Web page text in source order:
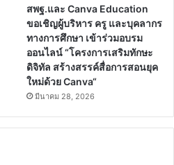
สพฐ.และ Canva Education
ขอเชิญผู้บริหาร ครู และบุคลากร
ทางการศึกษา เข้าร่วมอบรม
ออนไลน์ “โครงการเสริมทักษะ
ดิจิทัล สร้างสรรค์สื่อการสอนยุค
ใหม่ด้วย Canva“
มีนาคม 28, 2026